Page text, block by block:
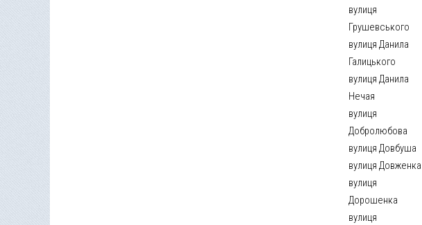
вулиця
Грушевського
вулиця Данила
Галицького
вулиця Данила
Нечая
вулиця
Добролюбова
вулиця Довбуша
вулиця Довженка
вулиця
Дорошенка
вулиця